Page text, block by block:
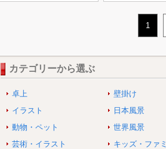
1
カテゴリーから選ぶ
卓上
壁掛け
イラスト
日本風景
動物・ペット
世界風景
芸術・イラスト
キッズ・ファ